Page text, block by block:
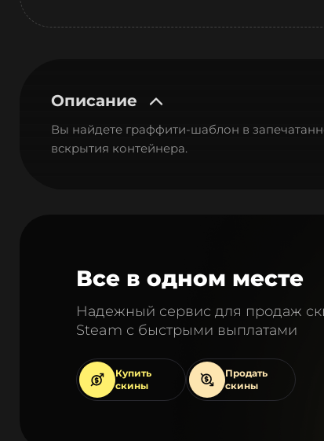
Описание
Вы найдете граффити-шаблон в
вскрытия контейнера.
Все в одном месте
Надежный сервис для продаж
Steam с быстрыми выплатами
Купить
скины
Продать
скины